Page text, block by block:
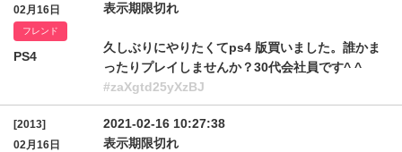
02月16日
フレンド
PS4
表示期限切れ
久しぶりにやりたくてps4 版買いました。誰かま
ったりプレイしませんか？30代会社員です^ ^
#zaXgtd25yXzBJ
[2013]
02月16日
2021-02-16 10:27:38
表示期限切れ